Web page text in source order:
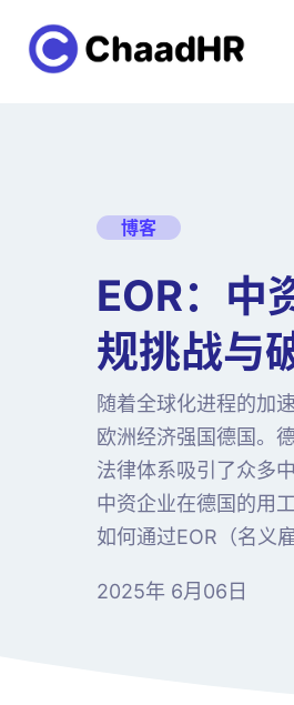
博客
EOR：中
规挑战与
随着全球化进程的加
欧洲经济强国德国。
法律体系吸引了众多
中资企业在德国的用
如何通过EOR（名义
2025年 6月06日